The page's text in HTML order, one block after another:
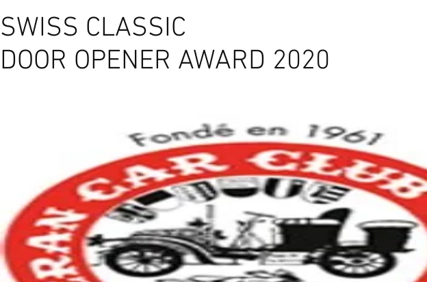
SWISS CLASSIC
DOOR OPENER AWARD 2020